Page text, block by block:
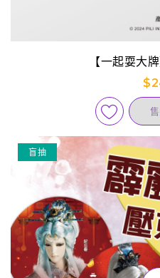
【一起耍大
盲抽